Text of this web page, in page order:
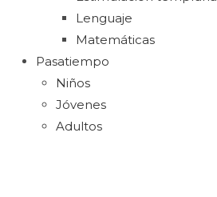
Lenguaje
Matemáticas
Pasatiempo
Niños
Jóvenes
Adultos